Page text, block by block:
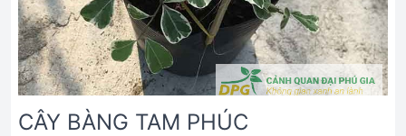
CÂY BÀNG TAM PHÚC